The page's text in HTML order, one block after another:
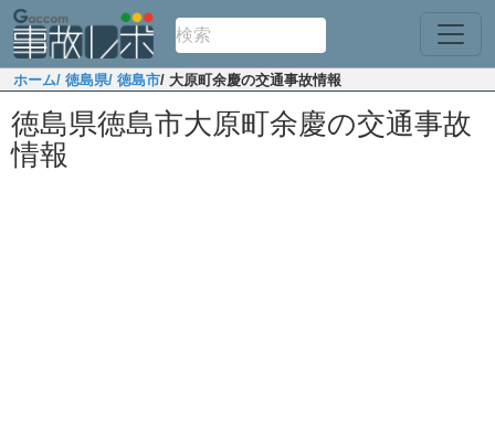
ホーム/ 徳島県/ 徳島市/ 大原町余慶の交通事故情報
徳島県徳島市大原町余慶の交通事故
情報